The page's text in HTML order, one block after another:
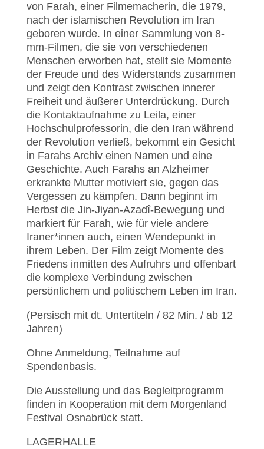
von Farah, einer Filmemacherin, die 1979,
nach der islamischen Revolution im Iran
geboren wurde. In einer Sammlung von 8-
mm-Filmen, die sie von verschiedenen
Menschen erworben hat, stellt sie Momente
der Freude und des Widerstands zusammen
und zeigt den Kontrast zwischen innerer
Freiheit und äußerer Unterdrückung. Durch
die Kontaktaufnahme zu Leila, einer
Hochschulprofessorin, die den Iran während
der Revolution verließ, bekommt ein Gesicht
in Farahs Archiv einen Namen und eine
Geschichte. Auch Farahs an Alzheimer
erkrankte Mutter motiviert sie, gegen das
Vergessen zu kämpfen. Dann beginnt im
Herbst die Jin-Jiyan-Azadî-Bewegung und
markiert für Farah, wie für viele andere
Iraner*innen auch, einen Wendepunkt in
ihrem Leben. Der Film zeigt Momente des
Friedens inmitten des Aufruhrs und offenbart
die komplexe Verbindung zwischen
persönlichem und politischem Leben im Iran.
(Persisch mit dt. Untertiteln / 82 Min. / ab 12
Jahren)
Ohne Anmeldung, Teilnahme auf
Spendenbasis.
Die Ausstellung und das Begleitprogramm
finden in Kooperation mit dem Morgenland
Festival Osnabrück statt.
LAGERHALLE